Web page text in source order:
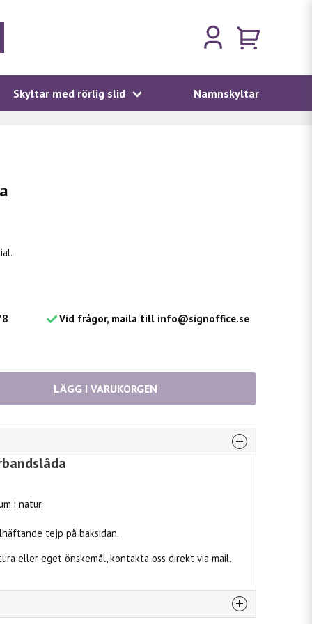
Skyltar med rörlig slid Namnskyltar
Vid frågor, maila till info@signoffice.se
LÄGG I VARUKORGEN
i natur.
tejp på baksidan.
eller eget önskemål, kontakta oss direkt via mail.